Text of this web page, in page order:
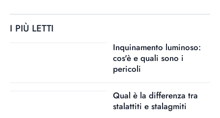
I PIÙ LETTI
Inquinamento luminoso:
cos'è e quali sono i
pericoli
Qual è la differenza tra
stalattiti e stalagmiti